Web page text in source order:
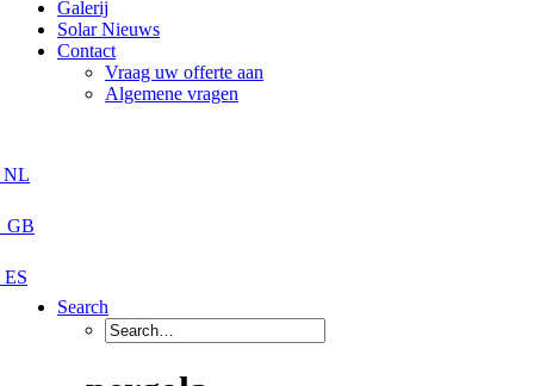
Galerij
Solar Nieuws
Contact
Vraag uw offerte aan
Algemene vragen
Search